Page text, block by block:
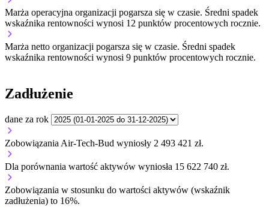
Marża operacyjna organizacji pogarsza się w czasie. Średni spadek
wskaźnika rentowności wynosi 12 punktów procentowych rocznie.
Marża netto organizacji pogarsza się w czasie. Średni spadek
wskaźnika rentowności wynosi 9 punktów procentowych rocznie.
Zadłużenie
dane za rok
Zobowiązania Air-Tech-Bud wyniosły 2 493 421 zł.
Dla porównania wartość aktywów wyniosła 15 622 740 zł.
Zobowiązania w stosunku do wartości aktywów (wskaźnik
zadłużenia) to 16%.